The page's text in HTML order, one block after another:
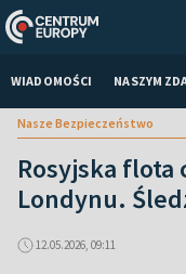
WIADOMOŚCI NASZYM
Nasze Bezpieczeństwo
Rosyjska flota
Londynu.
12.05.2026, 09:11